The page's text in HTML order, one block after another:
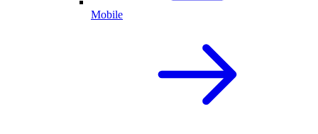
Mobile